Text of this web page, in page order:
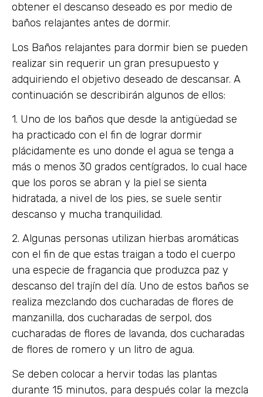
obtener el descanso deseado es por medio de
baños relajantes antes de dormir.
Los Baños relajantes para dormir bien se pueden
realizar sin requerir un gran presupuesto y
adquiriendo el objetivo deseado de descansar. A
continuación se describirán algunos de ellos:
1. Uno de los baños que desde la antigüedad se
ha practicado con el fin de lograr dormir
plácidamente es uno donde el agua se tenga a
más o menos 30 grados centígrados, lo cual hace
que los poros se abran y la piel se sienta
hidratada, a nivel de los pies, se suele sentir
descanso y mucha tranquilidad.
2. Algunas personas utilizan hierbas aromáticas
con el fin de que estas traigan a todo el cuerpo
una especie de fragancia que produzca paz y
descanso del trajín del día. Uno de estos baños se
realiza mezclando dos cucharadas de flores de
manzanilla, dos cucharadas de serpol, dos
cucharadas de flores de lavanda, dos cucharadas
de flores de romero y un litro de agua.
Se deben colocar a hervir todas las plantas
durante 15 minutos, para después colar la mezcla